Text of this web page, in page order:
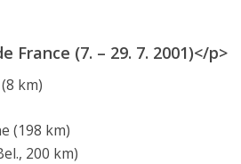
France (7. – 29. 7. 2001)</p>
km)
(198 km)
200 km)